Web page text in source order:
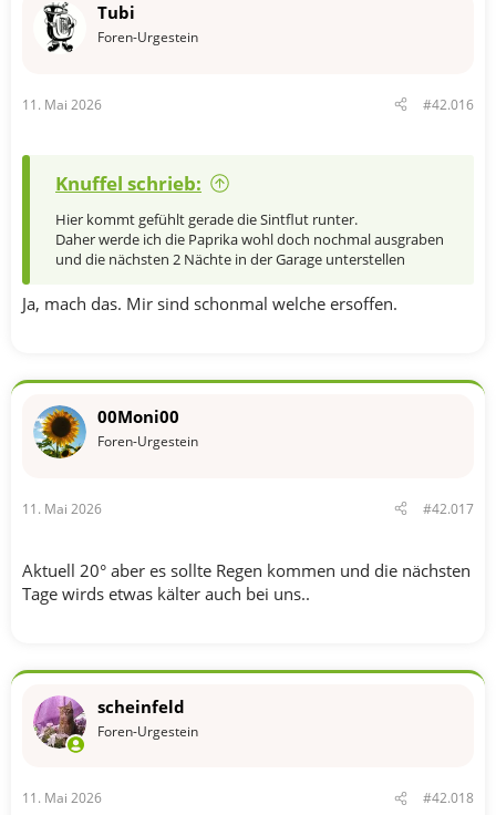
:
Tubi
Foren-Urgestein
11. Mai 2026 #42.016
Knuffel schrieb:
Hier kommt gefühlt gerade die Sintflut runter.
Daher werde ich die Paprika wohl doch nochmal ausgraben
und die nächsten 2 Nächte in der Garage unterstellen
Ja, mach das. Mir sind schonmal welche ersoffen.
00Moni00
Foren-Urgestein
11. Mai 2026 #42.017
Aktuell 20° aber es sollte Regen kommen und die nächsten
Tage wirds etwas kälter auch bei uns..
scheinfeld
Foren-Urgestein
11. Mai 2026 #42.018